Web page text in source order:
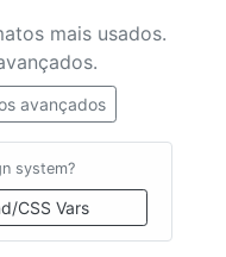
mais usados.
avançados
system?
CSS Vars